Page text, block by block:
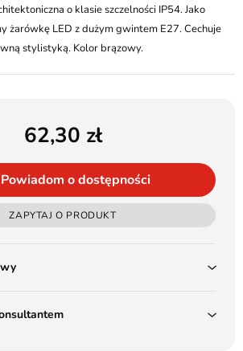
o klasie szczelności IP54. Jako
żarówkę LED z dużym gwintem E27. Cechuje
stylistyką. Kolor brązowy.
62,30
Powiadom o dostępności
ZAPYTAJ O PRODUKT
Kurier 48H - 11 zł